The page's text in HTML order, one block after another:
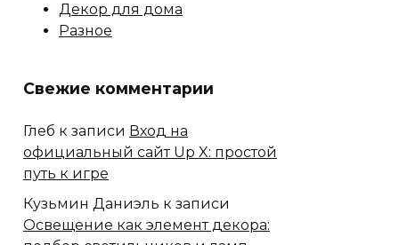
Декор для дома
Разное
Свежие комментарии
Глеб к записи Вход на
официальный сайт Up X: простой
путь к игре
Кузьмин Даниэль к записи
Освещение как элемент декора: